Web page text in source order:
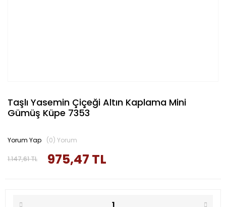
Taşlı Yasemin Çiçeği Altın Kaplama Mini
Gümüş Küpe 7353
1.147,61 TL 975,47 TL
Yorum Yap (0) Yorum